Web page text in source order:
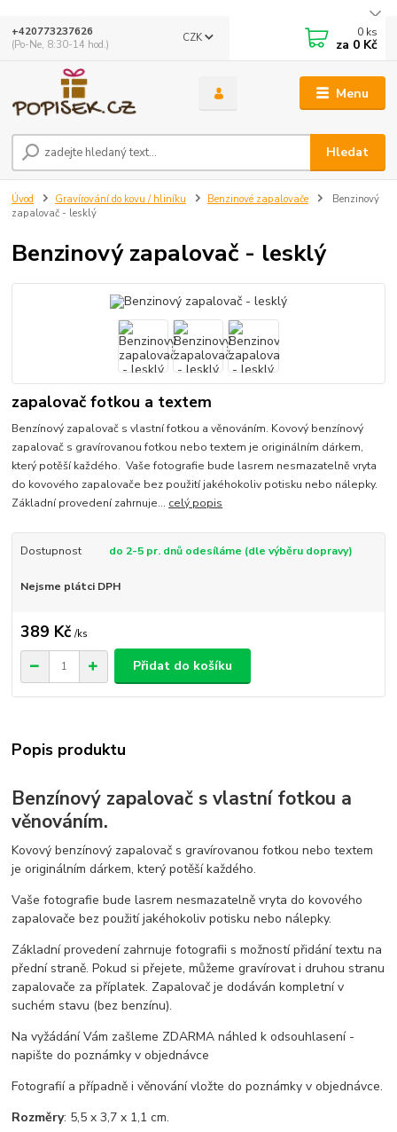
Menu
CZK
Hledat
+420773237626
(Po-Ne, 8:30-14 hod.)
0 ks
za 0 Kč
Úvod Gravírování do kovu / hliníku Benzinové zapalovače
Benzinový
zapalovač - lesklý
Benzinový zapalovač - lesklý
zapalovač fotkou a textem
Benzínový zapalovač s vlastní fotkou a věnováním. Kovový benzínový
zapalovač s gravírovanou fotkou nebo textem je originálním dárkem,
který potěší každého. Vaše fotografie bude lasrem nesmazatelně vryta
do kovového zapalovače bez použití jakéhokoliv potisku nebo nálepky.
Základní provedení zahrnuje... celý popis
Dostupnost do 2-5 pr. dnů odesíláme (dle výběru dopravy)
Nejsme plátci DPH
389 Kč /ks
Přidat do košíku
Popis produktu
Benzínový zapalovač s vlastní fotkou a
věnováním.
Kovový benzínový zapalovač s gravírovanou fotkou nebo textem
je originálním dárkem, který potěší každého.
Vaše fotografie bude lasrem nesmazatelně vryta do kovového
zapalovače bez použití jakéhokoliv potisku nebo nálepky.
Základní provedení zahrnuje fotografii s možností přidání textu na
přední straně. Pokud si přejete, můžeme gravírovat i druhou stranu
zapalovače za příplatek. Zapalovač je dodáván kompletní v
suchém stavu (bez benzínu).
Na vyžádání Vám zašleme ZDARMA náhled k odsouhlasení -
napište do poznámky v objednávce
Fotografií a případně i věnování vložte do poznámky v objednávce.
Rozměry: 5,5 x 3,7 x 1,1 cm.